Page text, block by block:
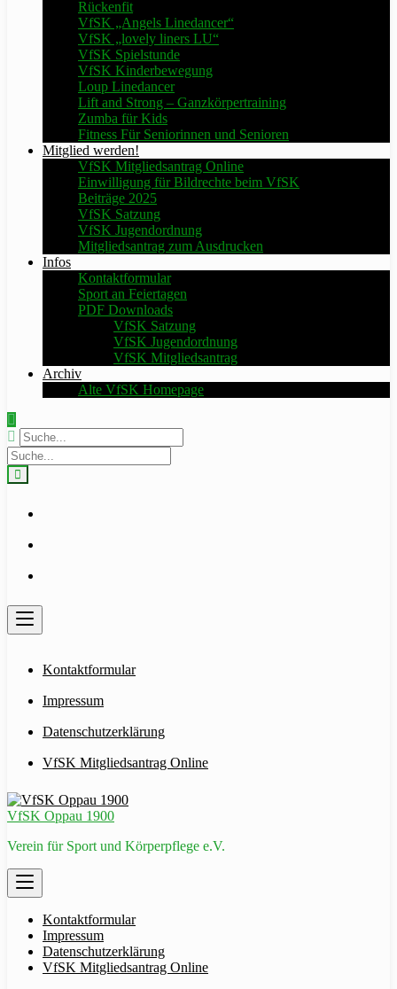
Rückenfit
VfSK „Angels Linedancer“
VfSK „lovely liners LU“
VfSK Spielstunde
VfSK Kinderbewegung
Loup Linedancer
Lift and Strong – Ganzkörpertraining
Zumba für Kids
Fitness Für Seniorinnen und Senioren
Mitglied werden!
VfSK Mitgliedsantrag Online
Einwilligung für Bildrechte beim VfSK
Beiträge 2025
VfSK Satzung
VfSK Jugendordnung
Mitgliedsantrag zum Ausdrucken
Infos
Kontaktformular
Sport an Feiertagen
PDF Downloads
VfSK Satzung
VfSK Jugendordnung
VfSK Mitgliedsantrag
Archiv
Alte VfSK Homepage
Kontaktformular
Impressum
Datenschutzerklärung
VfSK Mitgliedsantrag Online
VfSK Oppau 1900
Verein für Sport und Körperpflege e.V.
Kontaktformular
Impressum
Datenschutzerklärung
VfSK Mitgliedsantrag Online